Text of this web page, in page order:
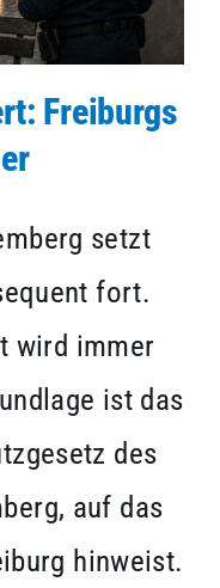
Freiburgs
setzt
fort.
wird immer
ist das
des
auf das
hinweist.